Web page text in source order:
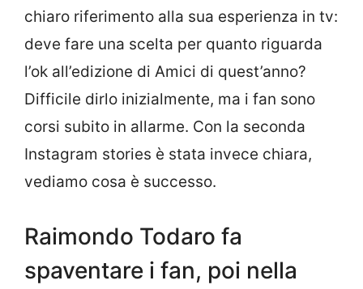
chiaro riferimento alla sua esperienza in tv:
deve fare una scelta per quanto riguarda
l’ok all’edizione di Amici di quest’anno?
Difficile dirlo inizialmente, ma i fan sono
corsi subito in allarme. Con la seconda
Instagram stories è stata invece chiara,
vediamo cosa è successo.
Raimondo Todaro fa
spaventare i fan, poi nella